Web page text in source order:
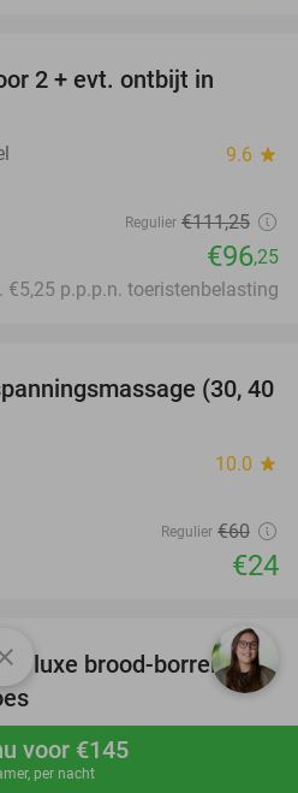
nu
voor €145
per nacht
2 + evt. ontbijt in
9.6 star
Regulier €111,25
€96,25
€5,25 p.p.p.n. toeristenbelasting
60%
(30, 40
10.0 star
Regulier €60
€24
21%
luxe brood-borrelplank